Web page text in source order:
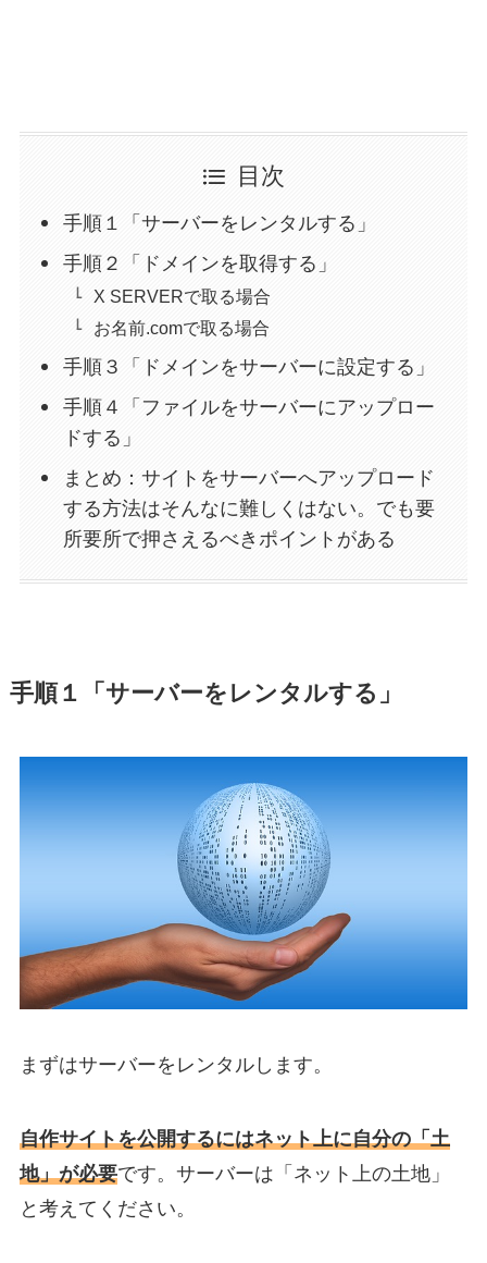
目次
手順１「サーバーをレンタルする」
手順２「ドメインを取得する」
X SERVERで取る場合
お名前.comで取る場合
手順３「ドメインをサーバーに設定する」
手順４「ファイルをサーバーにアップロー
ドする」
まとめ：サイトをサーバーへアップロード
する方法はそんなに難しくはない。でも要
所要所で押さえるべきポイントがある
手順１「サーバーをレンタルする」
まずはサーバーをレンタルします。
自作サイトを公開するにはネット上に自分の「土
地」が必要です。サーバーは「ネット上の土地」
と考えてください。